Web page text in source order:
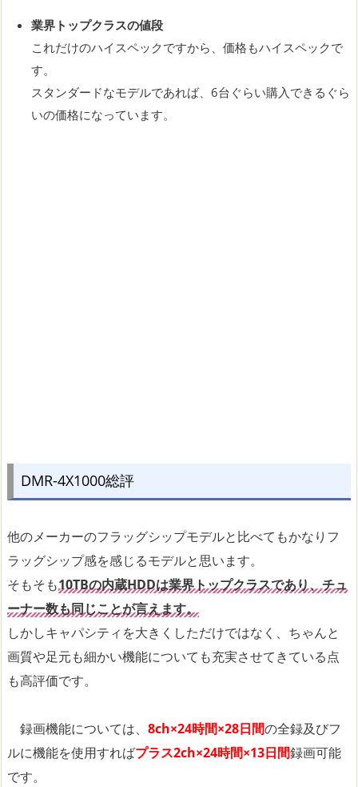
業界トップクラスの値段
これだけのハイスペックですから、価格もハイスペックで
す。
スタンダードなモデルであれば、6台ぐらい購入できるぐら
いの価格になっています。
DMR-4X1000総評
他のメーカーのフラッグシップモデルと比べてもかなりフ
ラッグシップ感を感じるモデルと思います。
そもそも10TBの内蔵HDDは業界トップクラスであり、チュ
ーナー数も同じことが言えます。
しかしキャパシティを大きくしただけではなく、ちゃんと
画質や足元も細かい機能についても充実させてきている点
も高評価です。
録画機能については、 8ch×24時間×28日間の全録及びフ
ルに機能を使用すればプラス2ch×24時間×13日間録画可能
です。